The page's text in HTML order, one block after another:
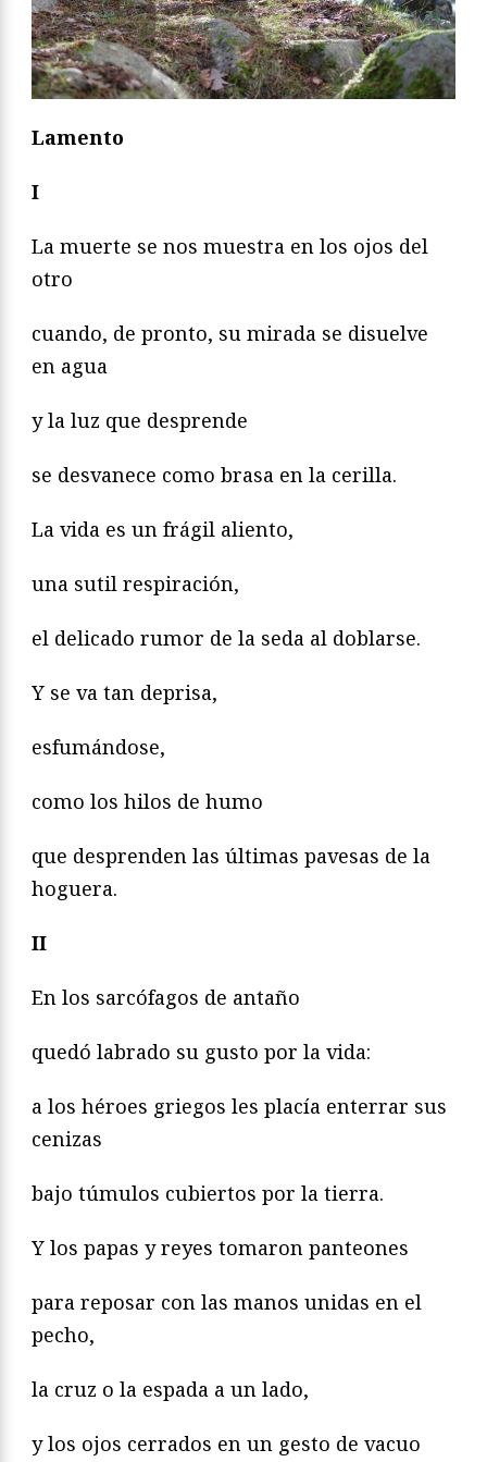
Lamento
I
La muerte se nos muestra en los ojos del
otro
cuando, de pronto, su mirada se disuelve
en agua
y la luz que desprende
se desvanece como brasa en la cerilla.
La vida es un frágil aliento,
una sutil respiración,
el delicado rumor de la seda al doblarse.
Y se va tan deprisa,
esfumándose,
como los hilos de humo
que desprenden las últimas pavesas de la
hoguera.
II
En los sarcófagos de antaño
quedó labrado su gusto por la vida:
a los héroes griegos les placía enterrar sus
cenizas
bajo túmulos cubiertos por la tierra.
Y los papas y reyes tomaron panteones
para reposar con las manos unidas en el
pecho,
la cruz o la espada a un lado,
y los ojos cerrados en un gesto de vacuo